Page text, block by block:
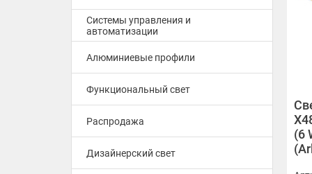
X360 5V 8mm 5 W/m
X504 12V 5mm 6.5 W/m
X400 12V 8mm 9 W/m
X528 12V 8mm 11 W/m
X480 24V 4mm 4 W/m
Системы управления и
автоматизации
Алюминиевые профили
Функциональный свет
Распродажа
Дизайнерский свет
(6